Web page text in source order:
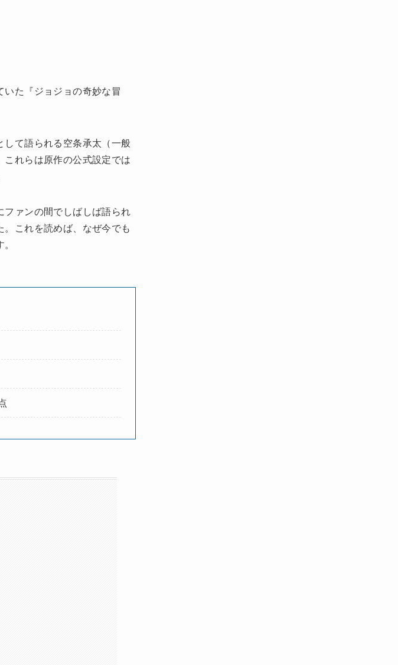
た『ジョジョの奇妙な冒
て語られる空条承太（一般
れらは原作の公式設定では
ァンの間でしばしば語られ
これを読めば、なぜ今でも